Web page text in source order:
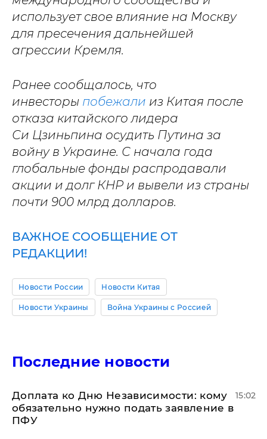
использует свое влияние на Москву
для пресечения дальнейшей
агрессии Кремля.
Ранее сообщалось, что
инвесторы побежали из Китая после
отказа китайского лидера
Си Цзиньпина осудить Путина за
войну в Украине. С начала года
глобальные фонды распродавали
акции и долг КНР и вывели из страны
почти 900 млрд долларов.
ВАЖНОЕ СООБЩЕНИЕ ОТ
РЕДАКЦИИ!
Новости России Новости Китая
Новости Украины Война Украины с Россией
Последние новости
Доплата ко Дню Независимости: кому
обязательно нужно подать заявление в
ПФУ
15:02